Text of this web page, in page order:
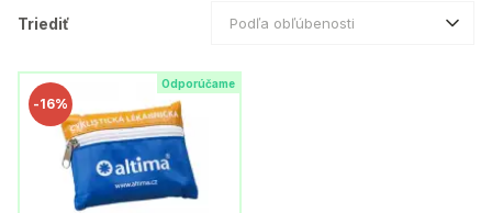
Triediť Podľa obľúbenosti
Odporúčame
-16%